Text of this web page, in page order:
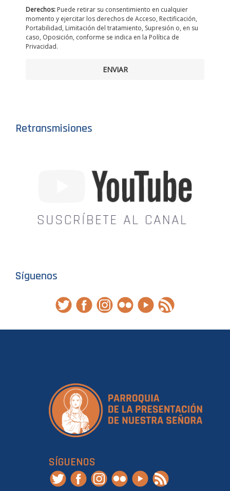
Derechos: Puede retirar su consentimiento en cualquier
momento y ejercitar los derechos de Acceso, Rectificación,
Portabilidad, Limitación del tratamiento, Supresión o, en su
caso, Oposición, conforme se indica en la Política de
Privacidad.
ENVIAR
Retransmisiones
Síguenos
SÍGUENOS